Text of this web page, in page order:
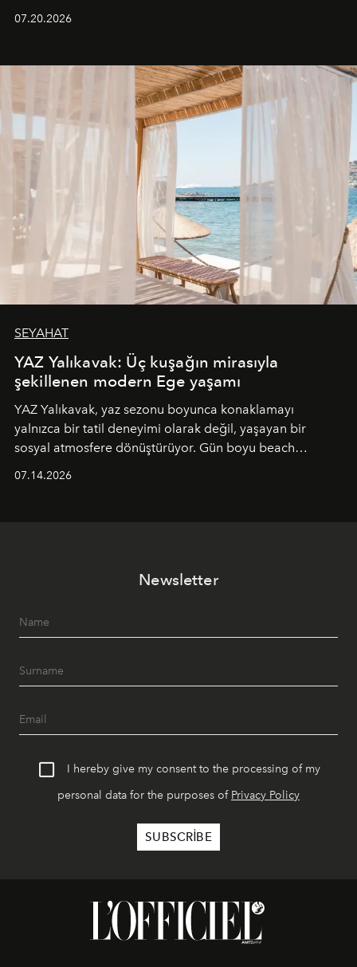
07.20.2026
SEYAHAT
YAZ Yalıkavak: Üç kuşağın mirasıyla
şekillenen modern Ege yaşamı
YAZ Yalıkavak, yaz sezonu boyunca konaklamayı
yalnızca bir tatil deneyimi olarak değil, yaşayan bir
sosyal atmosfere dönüştürüyor. Gün boyu beach
geceye taşıyarak her hafta farklı bir deneyim sunuyor.
07.14.2026
Newsletter
I hereby give my consent to the processing of my
personal data for the purposes of Privacy Policy